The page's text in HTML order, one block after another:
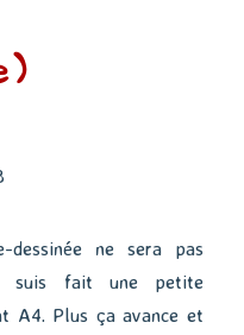
ne sera pas
suis fait une petite
A4. Plus ça avance et